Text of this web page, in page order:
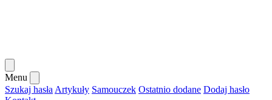
Menu
Szukaj hasła Artykuły Samouczek Ostatnio dodane Dodaj hasło